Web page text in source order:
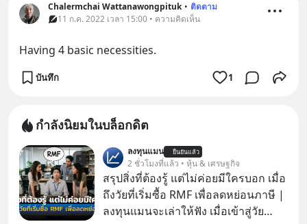
Chalermchai Wattanawongpituk • ติดตาม
11 ก.ค. 2022 เวลา 15:00 • ความคิดเห็น
Having 4 basic necessities.
บันทึก 1
กำลังนิยมในบล็อกดิต
ลงทุนแมน ยืนยันแล้ว
2 ชั่วโมงที่แล้ว • หุ้น & เศรษฐกิจ
สรุปสิ่งที่ต้องรู้ แต่ไม่ค่อยมีใครบอก เมื่อ
ถึงวัยที่เริ่มซื้อ RMF เพื่อลดหย่อนภาษี |
ลงทุนแมนจะเล่าให้ฟัง เมื่อเข้าสู่วัย